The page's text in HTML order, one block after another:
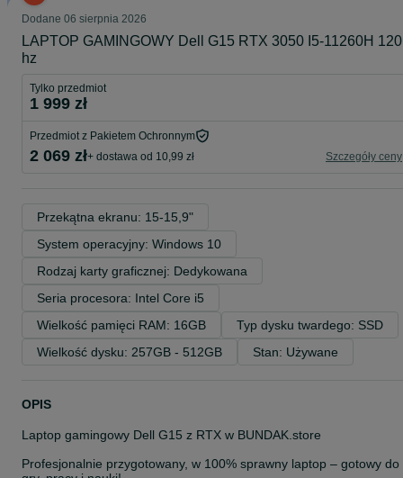
Dodane 06 sierpnia 2026
LAPTOP GAMINGOWY Dell G15 RTX 3050 I5-11260H 120
hz
Tylko przedmiot
1 999 zł
Przedmiot z Pakietem Ochronnym
2 069 zł+ dostawa od 10,99 zł Szczegóły ceny
Przekątna ekranu: 15-15,9"
System operacyjny: Windows 10
Rodzaj karty graficznej: Dedykowana
Seria procesora: Intel Core i5
Wielkość pamięci RAM: 16GB
Typ dysku twardego: SSD
Wielkość dysku: 257GB - 512GB
Stan: Używane
OPIS
Laptop gamingowy Dell G15 z RTX w BUNDAK.store
Profesjonalnie przygotowany, w 100% sprawny laptop – gotowy do